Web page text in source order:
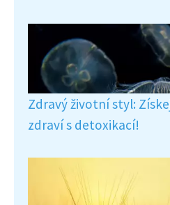
Zdravý životní styl:
zdraví s detoxikací!